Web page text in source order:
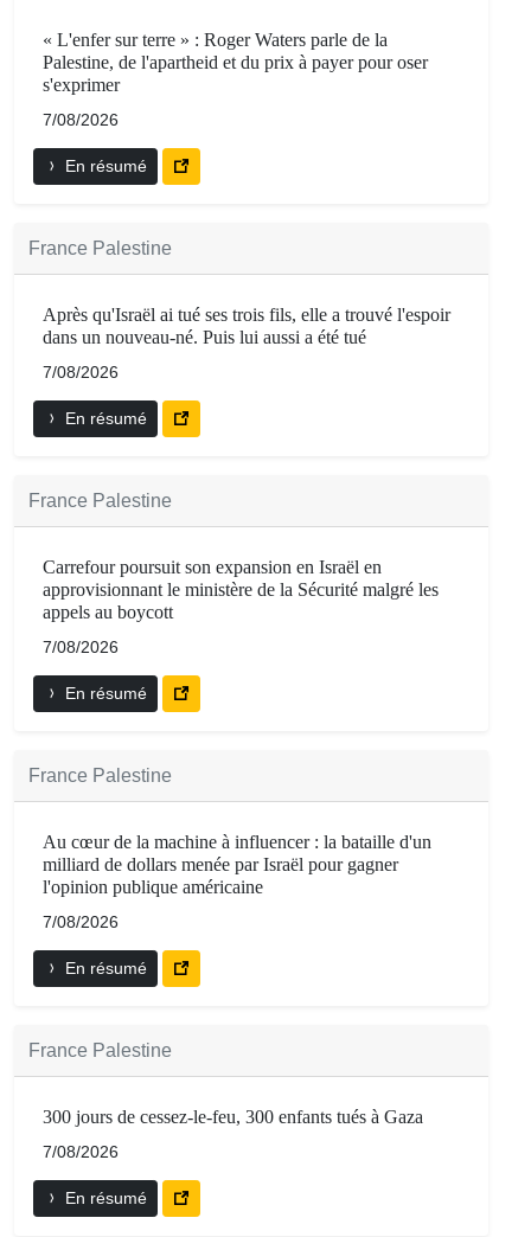
« L'enfer sur terre » : Roger Waters parle de la
Palestine, de l'apartheid et du prix à payer pour oser
s'exprimer
7/08/2026
En résumé
France Palestine
Après qu'Israël ai tué ses trois fils, elle a trouvé l'espoir
dans un nouveau-né. Puis lui aussi a été tué
7/08/2026
En résumé
France Palestine
Carrefour poursuit son expansion en Israël en
approvisionnant le ministère de la Sécurité malgré les
appels au boycott
7/08/2026
En résumé
France Palestine
Au cœur de la machine à influencer : la bataille d'un
milliard de dollars menée par Israël pour gagner
l'opinion publique américaine
7/08/2026
En résumé
France Palestine
300 jours de cessez-le-feu, 300 enfants tués à Gaza
7/08/2026
En résumé